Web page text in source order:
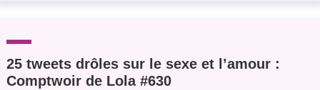
25 tweets drôles sur le sexe et l’amour :
Comptwoir de Lola #630